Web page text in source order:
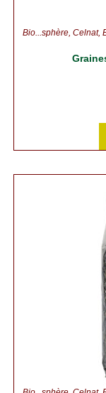
Bio...sphère, Celnat,